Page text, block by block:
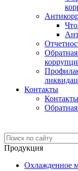
Контакты
Контакты
Обратная
Продукция
Охлажденное